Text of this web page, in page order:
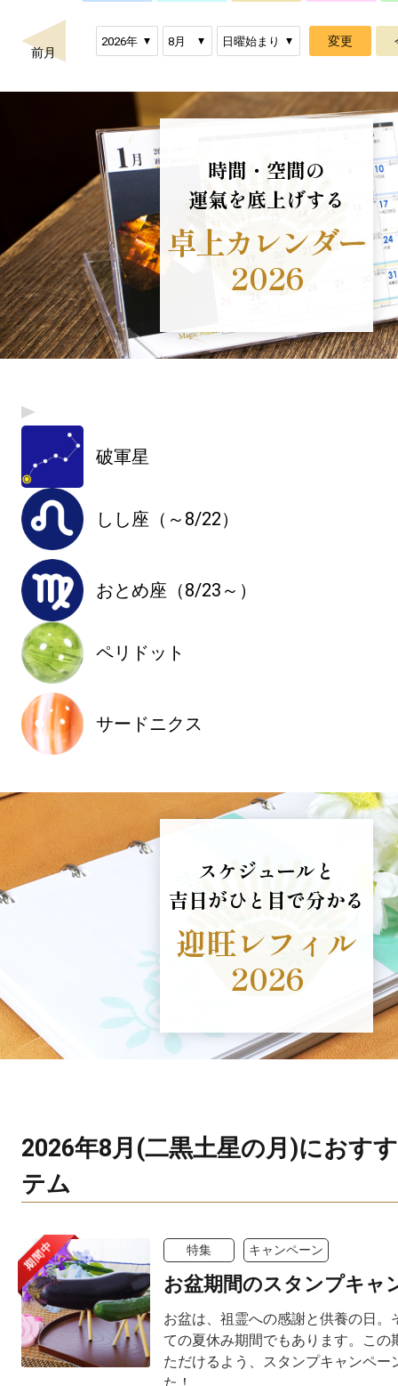
前月
時間・空間の
運氣を底上げする
卓上カレンダー
2026
破軍星
しし座（～8/22）
おとめ座（8/23～）
ペリドット
サードニクス
スケジュールと
吉日がひと目で分かる
迎旺レフィル
2026
2026年8月(二黒土星の月)におす
テム
期間中 特集 キャンペーン
お盆期間のスタンプキャ
お盆は、祖霊への感謝と供養の日。
ての夏休み期間でもあります。この
ただけるよう、スタンプキャンペー